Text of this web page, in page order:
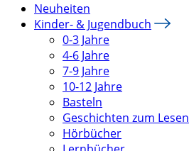
Neuheiten
Kinder- & Jugendbuch
0-3 Jahre
4-6 Jahre
7-9 Jahre
10-12 Jahre
Basteln
Geschichten zum Lesen
Hörbücher